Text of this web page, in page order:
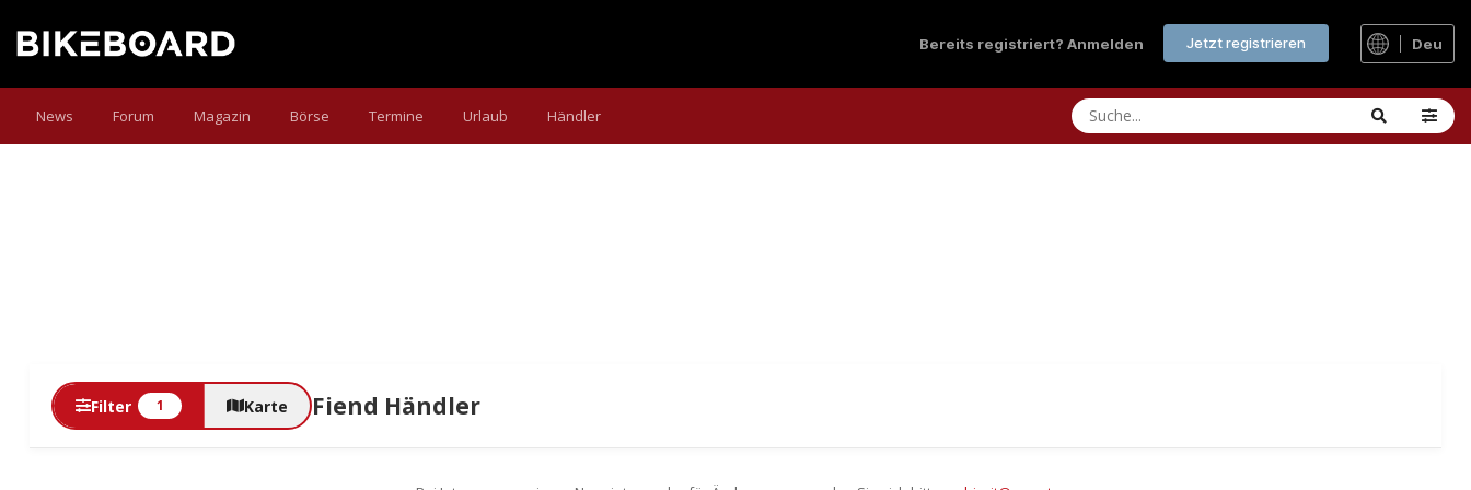
Bereits registriert? Anmelden Jetzt registrieren Deu
News Forum Magazin Börse Termine Urlaub Händler
Filter 1 Karte Fiend Händler